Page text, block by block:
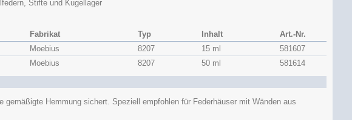
Stifte und Kugellager
Fabrikat Typ Inhalt
Art.-Nr.
Moebius 8207 15 ml
581607
Moebius 8207 50 ml 581614
gemäßigte Hemmung sichert. Speziell empfohlen für Federhäuser mit Wänden aus